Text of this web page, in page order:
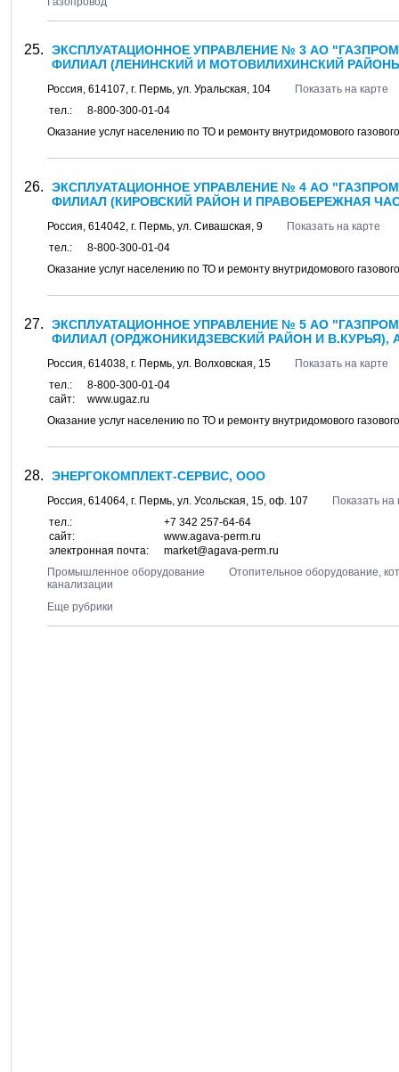
ЭКСПЛУАТАЦИОННОЕ УПРАВЛЕНИЕ № 3 АО
ФИЛИАЛ (ЛЕНИНСКИЙ И МОТОВИЛИХИНСКИЙ
Россия, 614107, г. Пермь, ул. Уральская, 104
Показать на карте
тел.:
8-800-300-01-04
Оказание услуг населению по ТО и ремонту внутридомового
ЭКСПЛУАТАЦИОННОЕ УПРАВЛЕНИЕ № 4 АО
ФИЛИАЛ (КИРОВСКИЙ РАЙОН И ПРАВОБЕРЕЖНАЯ
Россия, 614042, г. Пермь, ул. Сивашская, 9
Показать на карте
тел.:
8-800-300-01-04
Оказание услуг населению по ТО и ремонту внутридомового
ЭКСПЛУАТАЦИОННОЕ УПРАВЛЕНИЕ № 5 АО
ФИЛИАЛ (ОРДЖОНИКИДЗЕВСКИЙ РАЙОН И В.КУРЬЯ),
Россия, 614038, г. Пермь, ул. Волховская, 15
Показать на карте
тел.:
8-800-300-01-04
сайт:
www.ugaz.ru
Оказание услуг населению по ТО и ремонту внутридомового
ЭНЕРГОКОМПЛЕКТ-СЕРВИС, ООО
Россия, 614064, г. Пермь, ул. Усольская, 15, оф. 107
Показать на
тел.:
+7 342 257-64-64
сайт:
www.agava-perm.ru
электронная почта:
market@agava-perm.ru
Промышленное оборудование
Отопительное оборудование,
канализации
Еще рубрики